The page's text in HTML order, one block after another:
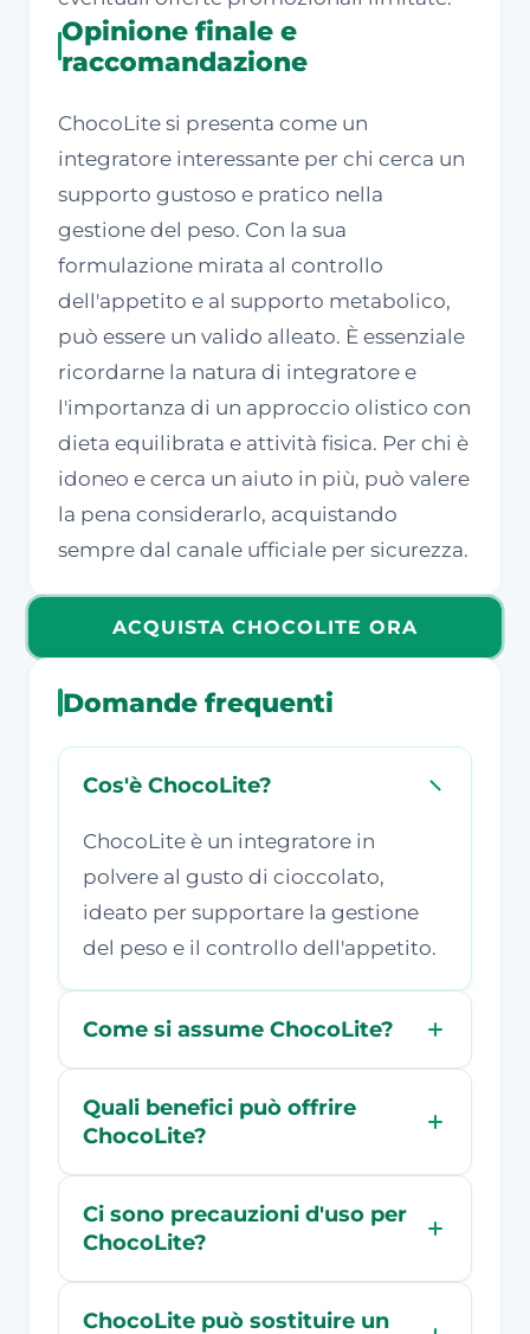
Opinione finale e
raccomandazione
ChocoLite si presenta come un
integratore interessante per chi cerca un
supporto gustoso e pratico nella
gestione del peso. Con la sua
formulazione mirata al controllo
dell'appetito e al supporto metabolico,
può essere un valido alleato. È essenziale
ricordarne la natura di integratore e
l'importanza di un approccio olistico con
dieta equilibrata e attività fisica. Per chi è
idoneo e cerca un aiuto in più, può valere
la pena considerarlo, acquistando
sempre dal canale ufficiale per sicurezza.
ACQUISTA CHOCOLITE ORA
Domande frequenti
Cos'è ChocoLite?
ChocoLite è un integratore in
polvere al gusto di cioccolato,
ideato per supportare la gestione
del peso e il controllo dell'appetito.
Come si assume ChocoLite?
Quali benefici può offrire
ChocoLite?
Ci sono precauzioni d'uso per
ChocoLite?
ChocoLite può sostituire un